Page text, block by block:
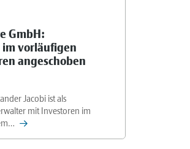
GmbH:
im vorläufigen
angeschoben
Jacobi ist als
mit Investoren im